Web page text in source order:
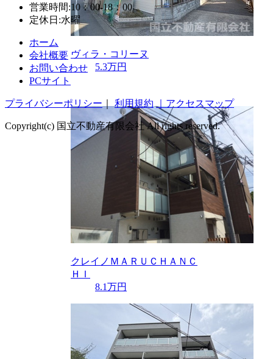
ヴィラ・コリーヌ
5.3万円
クレイノＭＡＲＵＣＨＡＮＣ
ＨＩ
8.1万円
営業時間:10：00-18：00
定休日:水曜
ホーム
会社概要
お問い合わせ
PCサイト
プライバシーポリシー 利用規約 ｜アクセスマップ
Copyright(c) 国立不動産有限会社 All rights reserved.